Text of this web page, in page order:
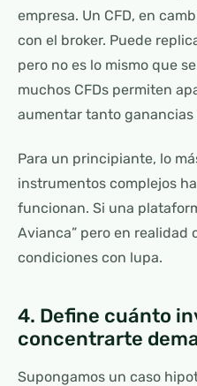
empresa. Un CFD, en
con el broker. Puede
pero no es lo mismo que
muchos CFDs permiten
aumentar tanto ganancias
Para un principiante, lo
instrumentos complejos
funcionan. Si una
Avianca” pero en realidad
condiciones con lupa.
4. Define cuánto
concentrarte
Supongamos un caso